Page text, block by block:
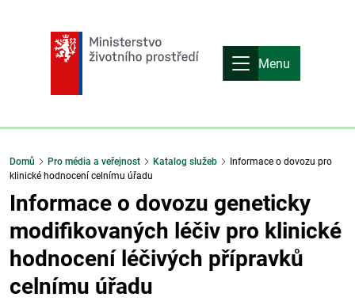
Menu
Domů Pro média a veřejnost Katalog služeb
Informace o dovozu pro
klinické hodnocení celnímu úřadu
Informace o dovozu geneticky
modifikovaných léčiv pro klinické
hodnocení léčivých přípravků
celnímu úřadu